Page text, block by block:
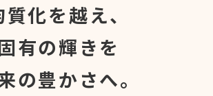
質化を越え、
有の輝きを
の豊かさへ。